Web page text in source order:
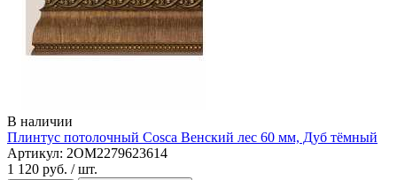
В наличии
Плинтус потолочный Cosca Венский лес 60 мм, Дуб тёмный
Артикул: 2OM2279623614
1 120 руб. / шт.